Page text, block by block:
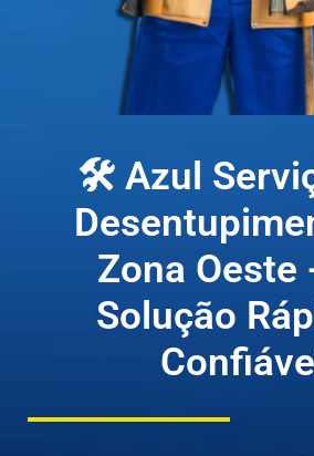
🛠 Azul
Zona Oeste
Solução